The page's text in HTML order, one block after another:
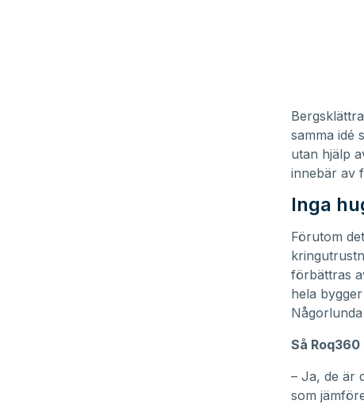
samma idé
utan hjälp
innebär av
Inga
Förutom
förbättras
hela
Så
– Ja, de är
som